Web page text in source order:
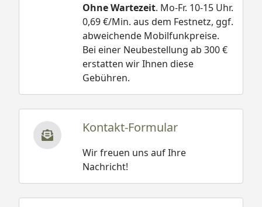
Ohne Wartezeit. Mo-Fr. 10-15 Uhr.
0,69 €/Min. aus dem Festnetz, ggf.
abweichende Mobilfunkpreise.
Bei einer Neubestellung ab 300 €
erstatten wir Ihnen diese
Gebühren.
Kontakt-Formular
Wir freuen uns auf Ihre
Nachricht!